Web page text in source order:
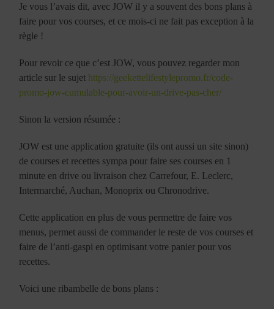
Je vous l’avais dit, avec JOW il y a souvent des bons plans à
faire pour vos courses, et ce mois-ci ne fait pas exception à la
règle !
Pour revoir ce que c’est JOW, vous pouvez regarder mon
article sur le sujet https://geekettelifestylepromo.fr/code-
promo-jow-cumulable-pour-avoir-un-drive-pas-cher/
Sinon la version résumée :
JOW est une application gratuite (ils ont aussi un site sinon)
de courses et recettes sympa pour faire ses courses en 1
minute en drive ou livraison chez Carrefour, E. Leclerc,
Intermarché, Auchan, Monoprix ou Chronodrive.
Cette application en plus de vous permettre de faire vos
menus, permet aussi de commander le reste de vos courses et
faire de l’anti-gaspi en optimisant votre panier pour vos
recettes.
Voici une ribambelle de bons plans :